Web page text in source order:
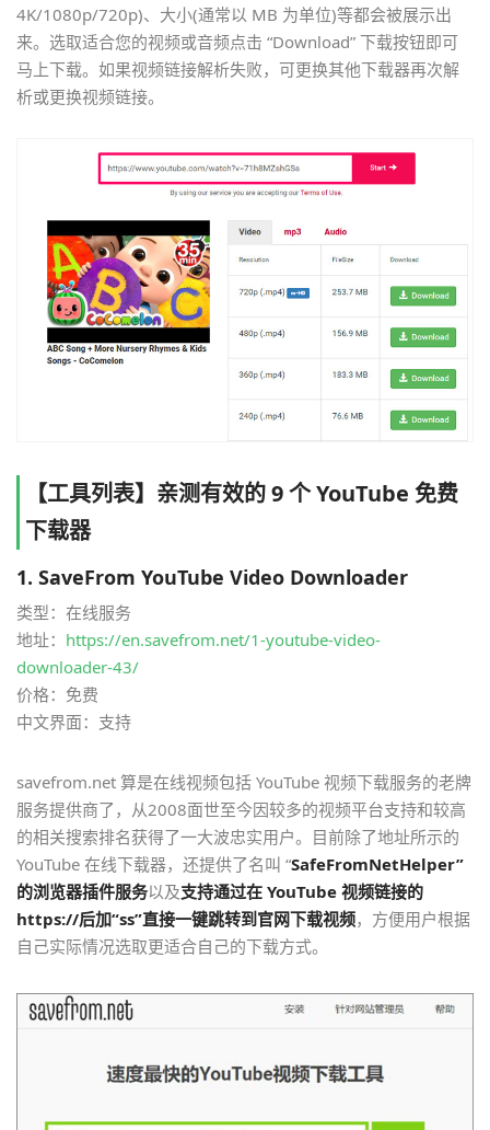
4K/1080p/720p)、大小(通常以 MB 为单位)等都会被展示出
来。选取适合您的视频或音频点击 “Download” 下载按钮即可
马上下载。如果视频链接解析失败，可更换其他下载器再次解
析或更换视频链接。
【工具列表】亲测有效的 9 个 YouTube 免费
下载器
1. SaveFrom YouTube Video Downloader
类型：在线服务
地址： https://en.savefrom.net/1-youtube-video-
downloader-43/
价格：免费
中文界面：支持
savefrom.net 算是在线视频包括 YouTube 视频下载服务的老牌
服务提供商了，从2008面世至今因较多的视频平台支持和较高
的相关搜索排名获得了一大波忠实用户。目前除了地址所示的
YouTube 在线下载器，还提供了名叫 “SafeFromNetHelper”
的浏览器插件服务以及支持通过在 YouTube 视频链接的
https://后加“ss”直接一键跳转到官网下载视频，方便用户根据
自己实际情况选取更适合自己的下载方式。